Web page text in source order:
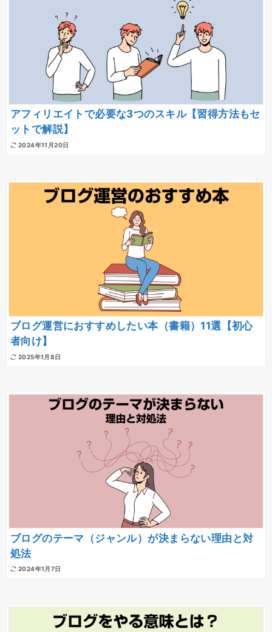
アフィリエイトで必要な3つのスキル【習得方法もセ
ットで解説】
2024年11月20日
ブログ運営におすすめしたい本（書籍）11選【初心
者向け】
2025年1月8日
ブログのテーマ（ジャンル）が決まらない理由と対
処法
2024年1月7日